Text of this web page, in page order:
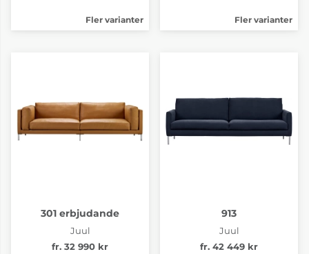
Fler varianter Fler varianter
301 erbjudande
Juul
fr. 32 990 kr
913
Juul
fr. 42 449 kr